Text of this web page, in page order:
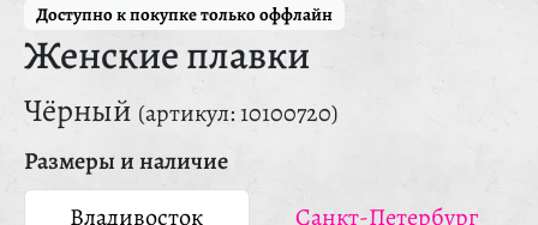
Доступно к покупке только оффлайн
Женские плавки
Чёрный (артикул: 10100720)
Размеры и наличие
Владивосток
Санкт-Петербург